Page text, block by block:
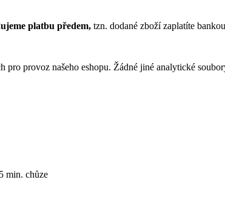
platbu předem, tzn. dodané zboží zaplatíte
pro provoz našeho eshopu. Žádné jiné analytické
min. chůze